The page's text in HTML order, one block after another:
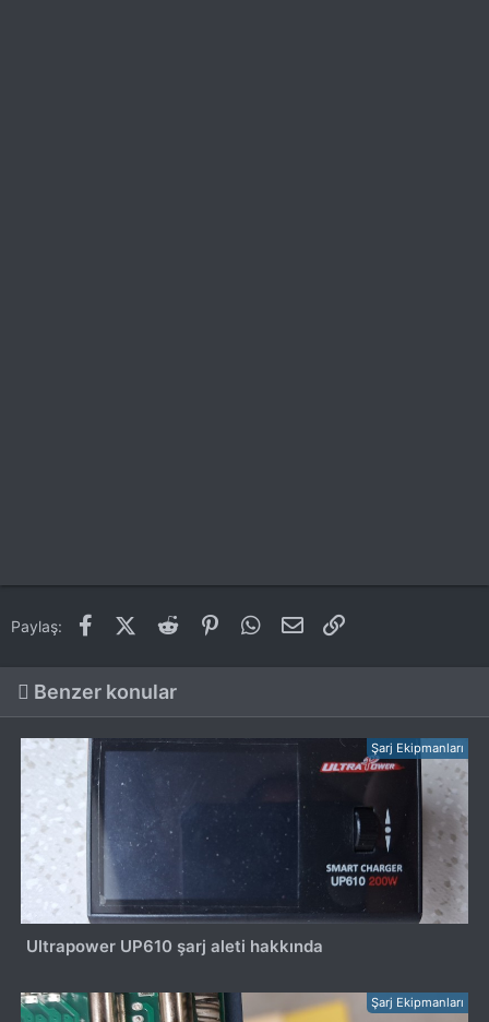
Paylaş: FacebookX (Twitter)
Reddit PinterestWhatsApp
E-posta
Benzer konular
Şarj Ekipmanları
Ultrapower UP610 şarj aleti hakkında
Şarj Ekipmanları